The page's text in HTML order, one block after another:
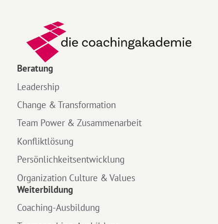
Beratung
Leadership
Change & Transformation
Team Power & Zusammenarbeit
Konfliktlösung
Persönlichkeitsentwicklung
Organization Culture & Values
Weiterbildung
Coaching-Ausbildung